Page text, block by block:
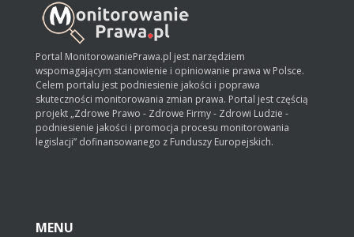
Portal MonitorowaniePrawa.pl jest narzędziem
wspomagającym stanowienie i opiniowanie prawa w Polsce.
Celem portalu jest podniesienie jakości i poprawa
skuteczności monitorowania zmian prawa. Portal jest częścią
projekt „Zdrowe Prawo - Zdrowe Firmy - Zdrowi Ludzie -
podniesienie jakości i promocja procesu monitorowania
legislacji” dofinansowanego z Funduszy Europejskich.
MENU